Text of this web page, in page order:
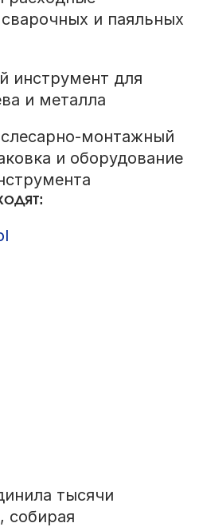
и паяльных
инструмент для
и металла
монтажный
и оборудование
тысячи
собирая